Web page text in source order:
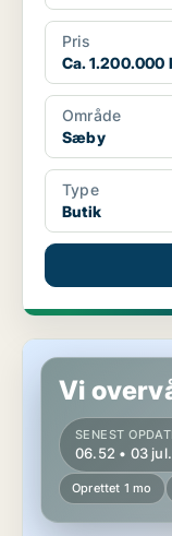
Pris
Ca. 1.200.000
Område
Sæby
Type
Butik
Butik i Sæby
Vi
SENEST
06.52 • 03 jul.
Oprettet 1 mo